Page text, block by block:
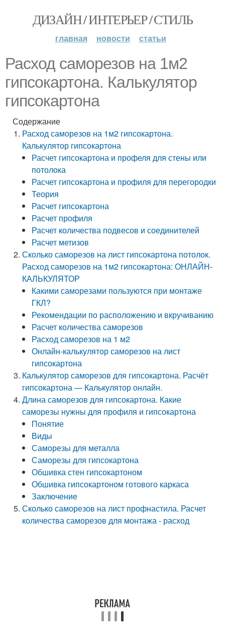
ДИЗАЙН / ИНТЕРЬЕР / СТИЛЬ
главная новости статьи
Расход саморезов на 1м2
гипсокартона. Калькулятор
гипсокартона
Содержание
Расход саморезов на 1м2 гипсокартона.
Калькулятор гипсокартона
Расчет гипсокартона и профеля для стены или
потолока
Расчет гипсокартона и профиля для перегородки
Теория
Расчет гипсокартона
Расчет профиля
Расчет количества подвесов и соединителей
Расчет метизов
Сколько саморезов на лист гипсокартона потолок.
Расход саморезов на 1м2 гипсокартона: ОНЛАЙН-
КАЛЬКУЛЯТОР
Какими саморезами пользуются при монтаже
ГКЛ?
Рекомендации по расположению и вкручиванию
Расчет количества саморезов
Расход саморезов на 1 м2
Онлайн-калькулятор саморезов на лист
гипсокартона
Калькулятор саморезов для гипсокартона. Расчёт
гипсокартона — Калькулятор онлайн.
Длина саморезов для гипсокартона. Какие
саморезы нужны для профиля и гипсокартона
Понятие
Виды
Саморезы для металла
Саморезы для гипсокартона
Обшивка стен гипсокартоном
Обшивка гипсокартоном готового каркаса
Заключение
Сколько саморезов на лист профнастила. Расчет
количества саморезов для монтажа - расход